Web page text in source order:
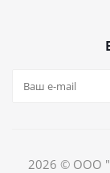
2026 © ООО